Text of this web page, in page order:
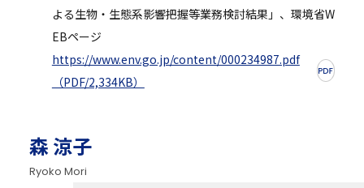
よる生物・生態系影響把握等業務検討結果」、環境省W
EBページ
https://www.env.go.jp/content/000234987.pdf
（PDF/2,334KB）
森 涼子
Ryoko Mori